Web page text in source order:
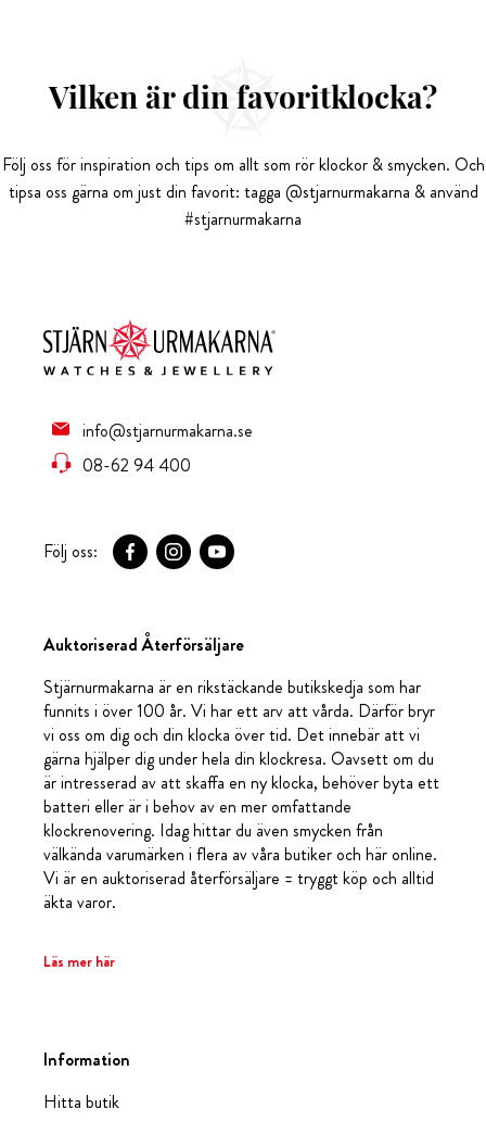
Vilken är din favoritklocka?
Följ oss för inspiration och tips om allt som rör klockor & smycken. Och
tipsa oss gärna om just din favorit: tagga @stjarnurmakarna & använd
#stjarnurmakarna
info@stjarnurmakarna.se
08-62 94 400
Följ oss:
Auktoriserad Återförsäljare
Stjärnurmakarna är en rikstäckande butikskedja som har
funnits i över 100 år. Vi har ett arv att vårda. Därför bryr
vi oss om dig och din klocka över tid. Det innebär att vi
gärna hjälper dig under hela din klockresa. Oavsett om du
är intresserad av att skaffa en ny klocka, behöver byta ett
batteri eller är i behov av en mer omfattande
klockrenovering. Idag hittar du även smycken från
välkända varumärken i flera av våra butiker och här online.
Vi är en auktoriserad återförsäljare = tryggt köp och alltid
äkta varor.
Läs mer här
Information
Hitta butik